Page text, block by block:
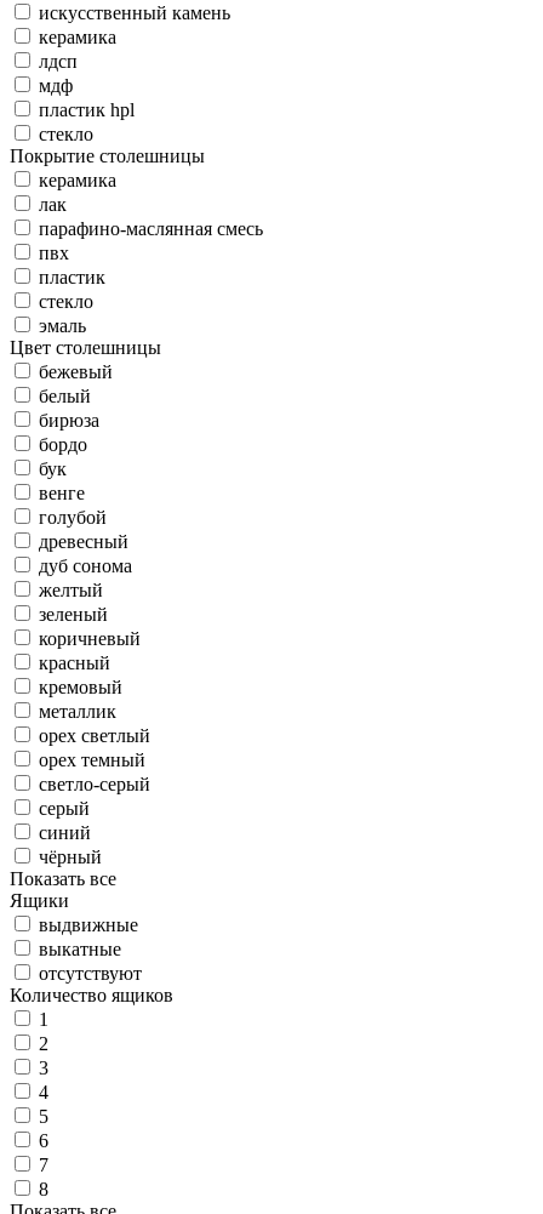
искусственный камень
керамика
лдсп
мдф
пластик hpl
стекло
Покрытие столешницы
керамика
лак
парафино-маслянная смесь
пвх
пластик
стекло
эмаль
Цвет столешницы
бежевый
белый
бирюза
бордо
бук
венге
голубой
древесный
дуб сонома
желтый
зеленый
коричневый
красный
кремовый
металлик
орех светлый
орех темный
светло-серый
серый
синий
чёрный
Показать все
Ящики
выдвижные
выкатные
отсутствуют
Количество ящиков
1
2
3
4
5
6
7
8